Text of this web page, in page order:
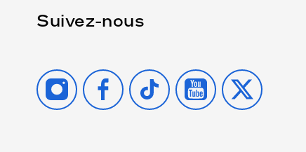
Suivez-nous
INSTAGRAMFACEBOOK
TIKTOK YOUTUBE
X